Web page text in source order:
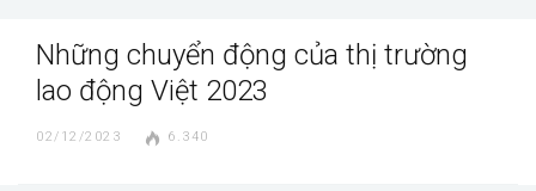
Những chuyển động của thị trường
lao động Việt 2023
02/12/2023 6.340